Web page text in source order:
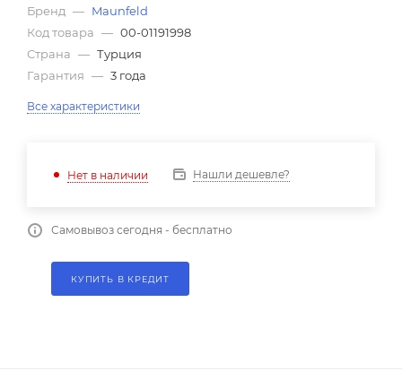
Бренд — Maunfeld
Код товара — 00-01191998
Страна — Турция
Гарантия — 3 года
Все характеристики
Нет в наличии Нашли дешевле?
Самовывоз сегодня - бесплатно
КУПИТЬ В КРЕДИТ